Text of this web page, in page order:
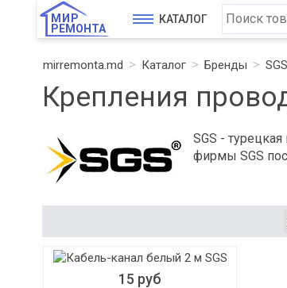
МИР
РЕМОНТА
КАТАЛОГ
mirremonta.md Каталог Бренды SGS
Крепления
SGS -
фирмы SGS
15 руб